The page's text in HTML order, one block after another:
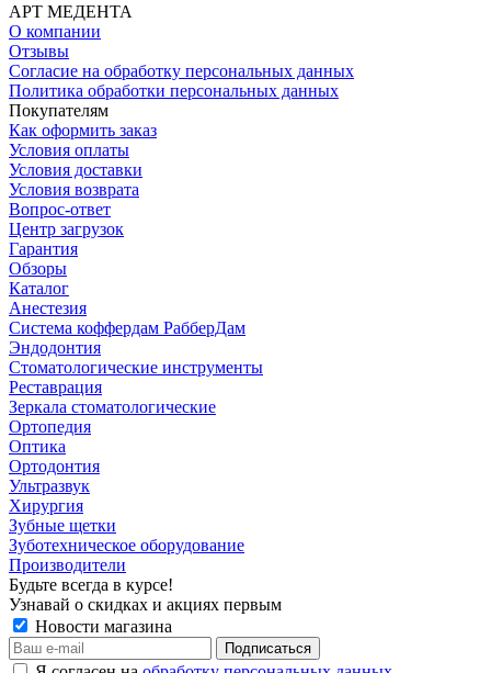
АРТ МЕДЕНТА
О компании
Отзывы
Согласие на обработку персональных данных
Политика обработки персональных данных
Покупателям
Как оформить заказ
Условия оплаты
Условия доставки
Условия возврата
Вопрос-ответ
Центр загрузок
Гарантия
Обзоры
Каталог
Анестезия
Система коффердам РабберДам
Эндодонтия
Стоматологические инструменты
Реставрация
Зеркала стоматологические
Ортопедия
Оптика
Ортодонтия
Ультразвук
Хирургия
Зубные щетки
Зуботехническое оборудование
Производители
Будьте всегда в курсе!
Узнавай о скидках и акциях первым
Новости магазина